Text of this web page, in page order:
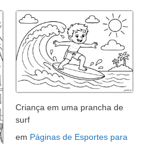
Criança em uma prancha de
surf
em Páginas de Esportes para